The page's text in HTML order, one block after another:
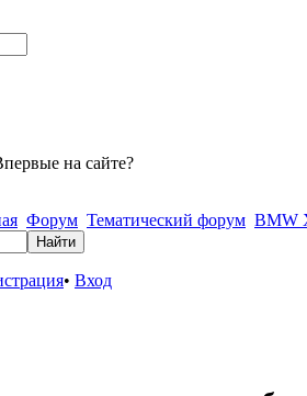
на сайте?
Форум Тематический форум BMW
• Вход